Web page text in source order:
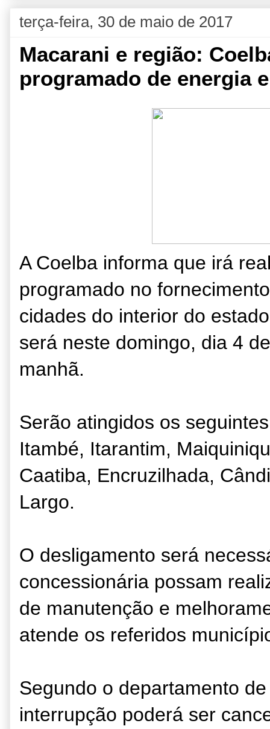
terça-feira, 30 de maio de 2017
Macarani e região:
programado de energia
A Coelba informa que irá
programado no
cidades do interior do
será neste domingo, dia 4
manhã.
Serão atingidos os
Itambé, Itarantim,
Caatiba, Encruzilhada,
Largo.
O desligamento será
concessionária possam
de manutenção e
atende os referidos
Segundo o departamento
interrupção poderá ser